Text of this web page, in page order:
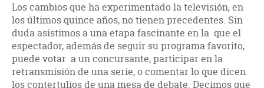
Los cambios que ha experimentado la televisión, en
los últimos quince años, no tienen precedentes. Sin
duda asistimos a una etapa fascinante en la que el
espectador, además de seguir su programa favorito,
puede votar a un concursante, participar en la
retransmisión de una serie, o comentar lo que dicen
los contertulios de una mesa de debate. Decimos que